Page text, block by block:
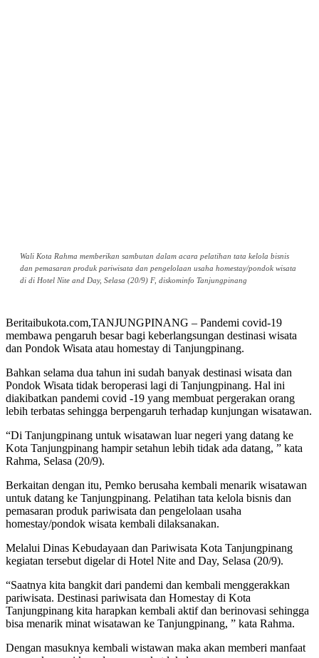
Wali Kota Rahma memberikan sambutan dalam acara pelatihan tata kelola bisnis
dan pemasaran produk pariwisata dan pengelolaan usaha homestay/pondok wisata
di di Hotel Nite and Day, Selasa (20/9) F, diskominfo Tanjungpinang
Beritaibukota.com,TANJUNGPINANG – Pandemi covid-19
membawa pengaruh besar bagi keberlangsungan destinasi wisata
dan Pondok Wisata atau homestay di Tanjungpinang.
Bahkan selama dua tahun ini sudah banyak destinasi wisata dan
Pondok Wisata tidak beroperasi lagi di Tanjungpinang. Hal ini
diakibatkan pandemi covid -19 yang membuat pergerakan orang
lebih terbatas sehingga berpengaruh terhadap kunjungan wisatawan.
“Di Tanjungpinang untuk wisatawan luar negeri yang datang ke
Kota Tanjungpinang hampir setahun lebih tidak ada datang, ” kata
Rahma, Selasa (20/9).
Berkaitan dengan itu, Pemko berusaha kembali menarik wisatawan
untuk datang ke Tanjungpinang. Pelatihan tata kelola bisnis dan
pemasaran produk pariwisata dan pengelolaan usaha
homestay/pondok wisata kembali dilaksanakan.
Melalui Dinas Kebudayaan dan Pariwisata Kota Tanjungpinang
kegiatan tersebut digelar di Hotel Nite and Day, Selasa (20/9).
“Saatnya kita bangkit dari pandemi dan kembali menggerakkan
pariwisata. Destinasi pariwisata dan Homestay di Kota
Tanjungpinang kita harapkan kembali aktif dan berinovasi sehingga
bisa menarik minat wisatawan ke Tanjungpinang, ” kata Rahma.
Dengan masuknya kembali wistawan maka akan memberi manfaat